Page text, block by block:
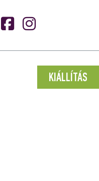
KIÁLLÍTÁS